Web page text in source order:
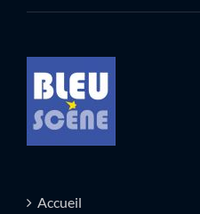
Accueil